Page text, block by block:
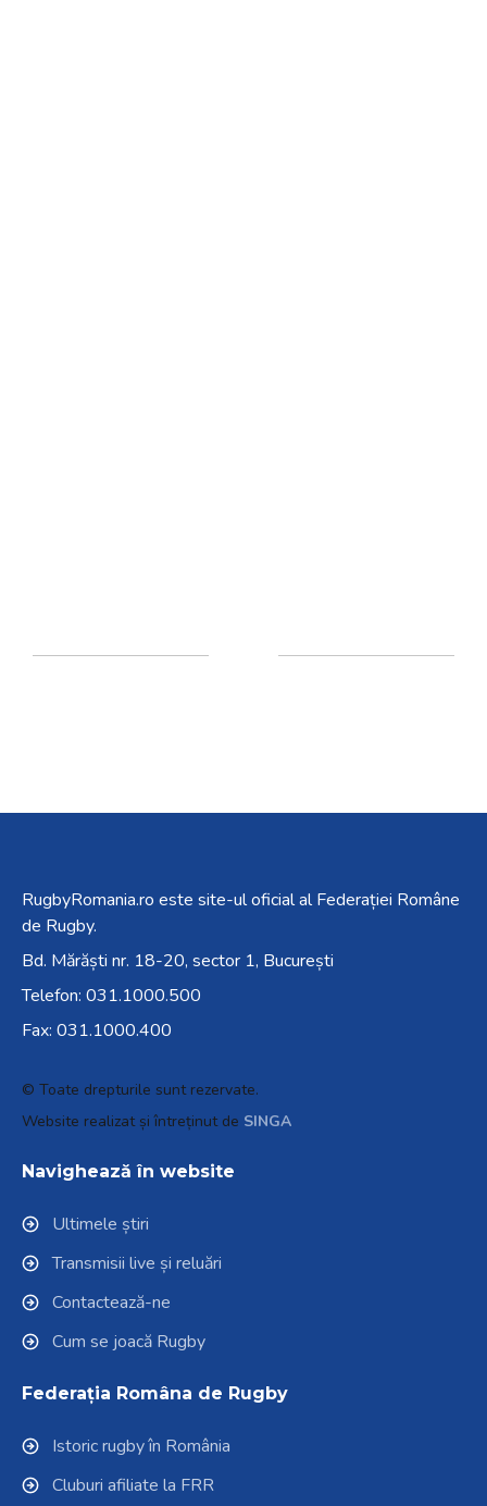
RugbyRomania.ro este site-ul oficial al Federației Române
de Rugby.
Bd. Mărăști nr. 18-20, sector 1, București
Telefon: 031.1000.500
Fax: 031.1000.400
© Toate drepturile sunt rezervate.
Website realizat și întreținut de SINGA
Navighează în website
Ultimele știri
Transmisii live și reluări
Contactează-ne
Cum se joacă Rugby
Federația Româna de Rugby
Istoric rugby în România
Cluburi afiliate la FRR